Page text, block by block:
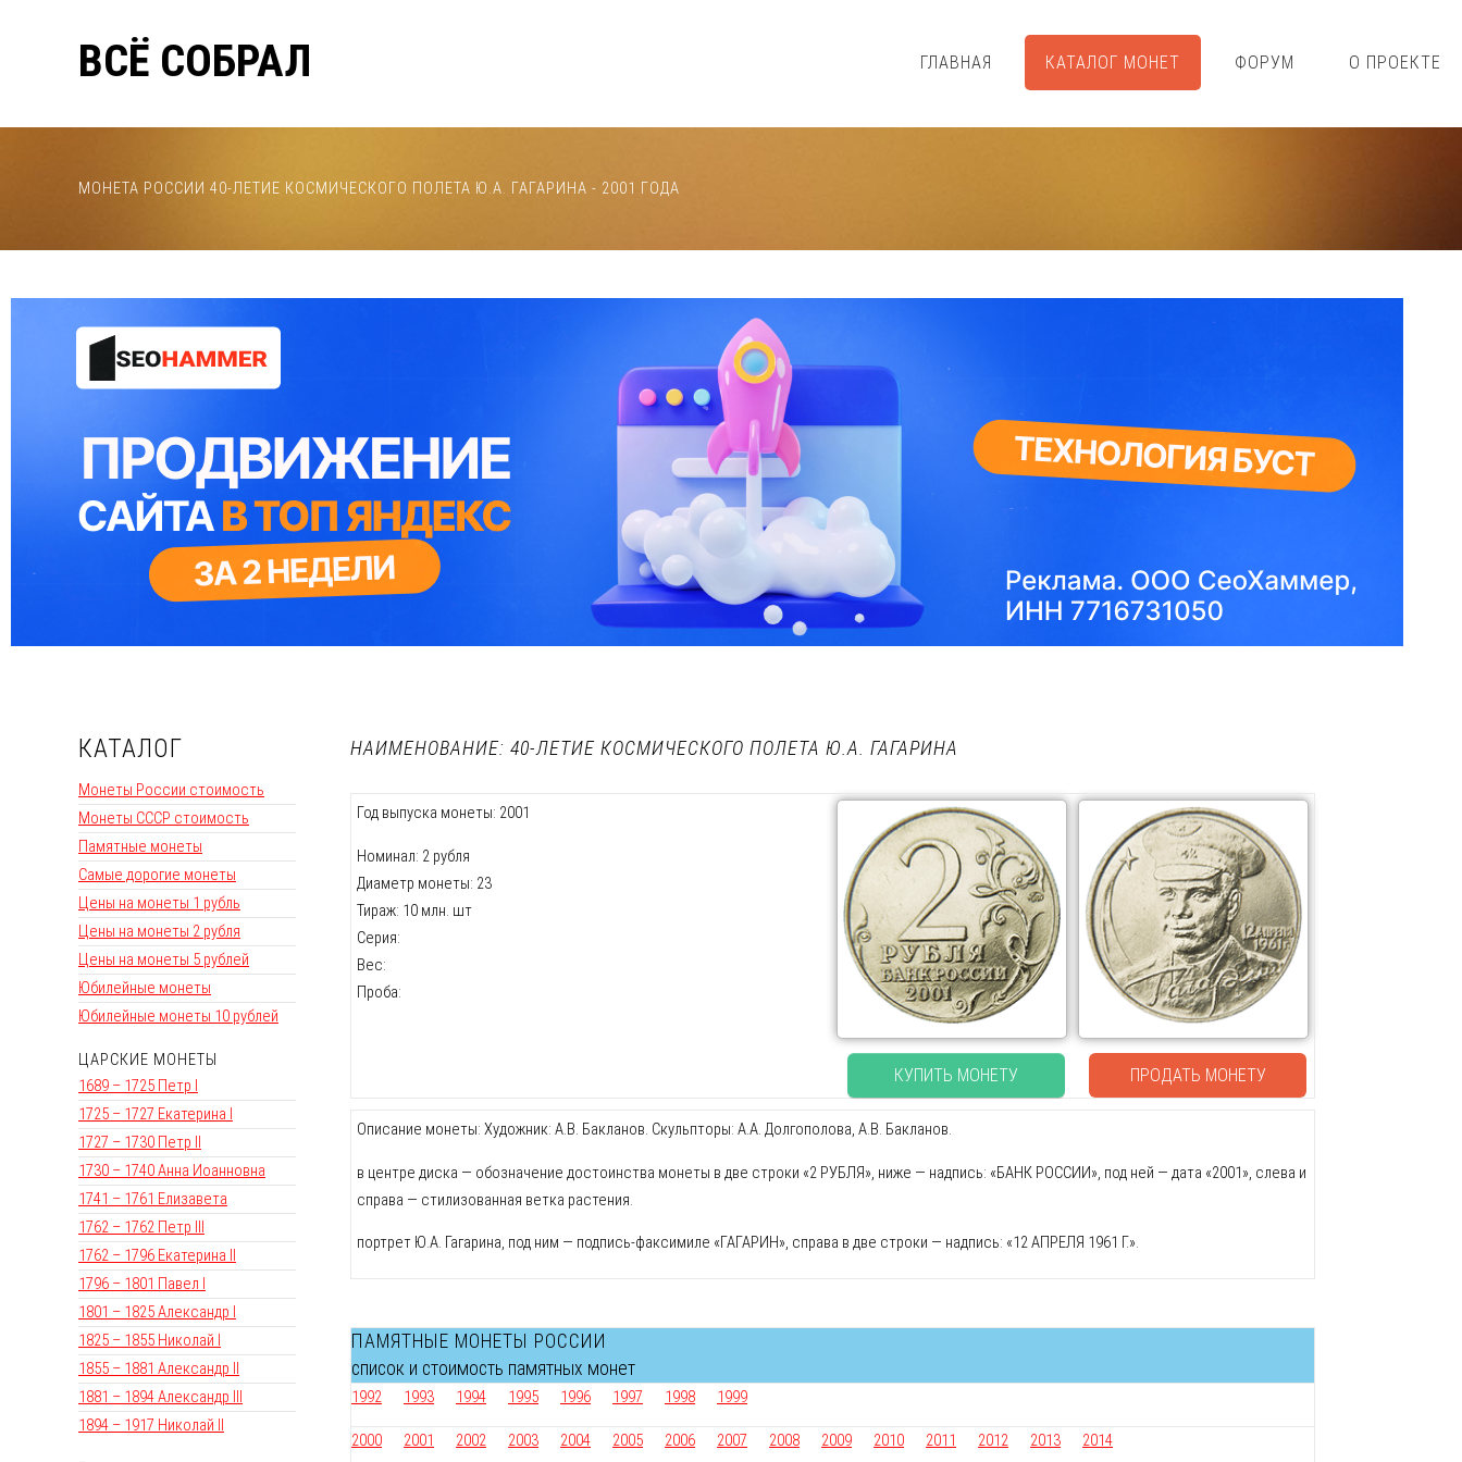
ВСЁ СОБРАЛ ГЛАВНАЯ КАТАЛОГ МОНЕТ ФОРУМ О ПРОЕКТЕ
МОНЕТА РОССИИ 40-ЛЕТИЕ КОСМИЧЕСКОГО ПОЛЕТА Ю.А. ГАГАРИНА - 2001 ГОДА
КАТАЛОГ
Монеты России стоимость
Монеты СССР стоимость
Памятные монеты
Самые дорогие монеты
Цены на монеты 1 рубль
Цены на монеты 2 рубля
Цены на монеты 5 рублей
Юбилейные монеты
Юбилейные монеты 10 рублей
ЦАРСКИЕ МОНЕТЫ
1689 – 1725 Петр I
1725 – 1727 Екатерина I
1727 – 1730 Петр II
1730 – 1740 Анна Иоанновна
1741 – 1761 Елизавета
1762 – 1762 Петр III
1762 – 1796 Екатерина II
1796 – 1801 Павел I
1801 – 1825 Александр I
1825 – 1855 Николай I
1855 – 1881 Александр II
1881 – 1894 Александр III
1894 – 1917 Николай II
НАИМЕНОВАНИЕ: 40-ЛЕТИЕ КОСМИЧЕСКОГО ПОЛЕТА Ю.А. ГАГАРИНА
Год выпуска монеты: 2001
Номинал: 2 рубля
Диаметр монеты: 23
Тираж: 10 млн. шт
Серия:
Вес:
Проба:
КУПИТЬ МОНЕТУ ПРОДАТЬ МОНЕТУ
Описание монеты: Художник: А.В. Бакланов. Скульпторы: А.А. Долгополова, А.В. Бакланов.
в центре диска — обозначение достоинства монеты в две строки «2 РУБЛЯ», ниже — надпись: «БАНК РОССИИ», под ней — дата «2001», слева и
справа — стилизованная ветка растения.
портрет Ю.А. Гагарина, под ним — подпись-факсимиле «ГАГАРИН», справа в две строки — надпись: «12 АПРЕЛЯ 1961 Г.».
ПАМЯТНЫЕ МОНЕТЫ РОССИИ
список и стоимость памятных монет
1992 1993 1994 1995 1996 1997 1998 1999
2000 2001 2002 2003 2004 2005 2006 2007 2008 2009 2010 2011 2012 2013 2014